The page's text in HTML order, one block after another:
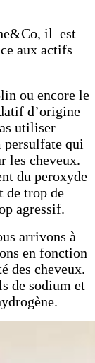
il est
aux actifs
ou encore le
d’origine
utiliser
qui
les cheveux.
du peroxyde
de trop de
agressif.
arrivons à
en fonction
des cheveux.
de sodium et